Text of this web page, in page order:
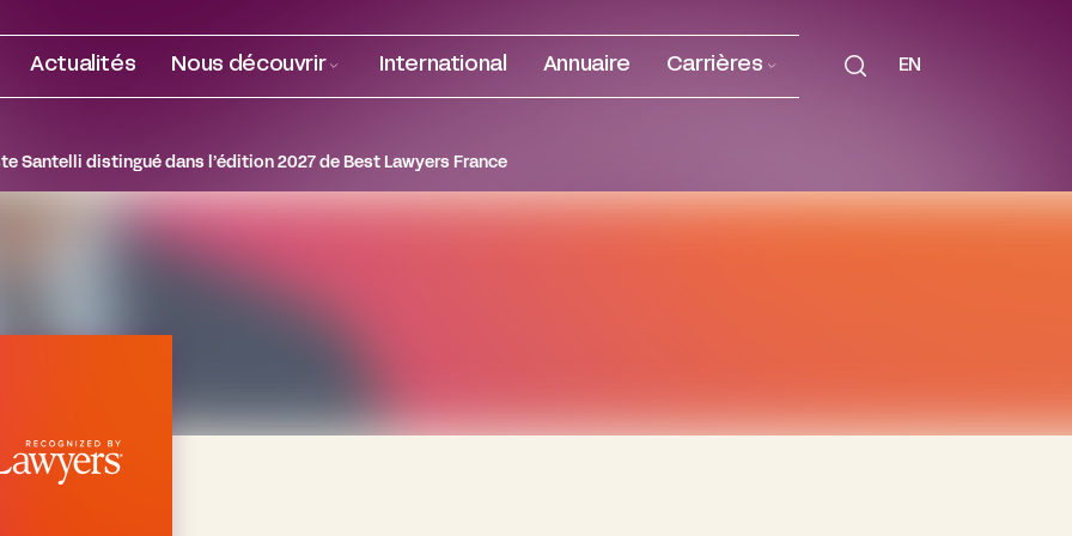
Actualités Nous découvrir International Annuaire Carrières EN
Santelli distingué dans l’édition 2027 de Best Lawyers France